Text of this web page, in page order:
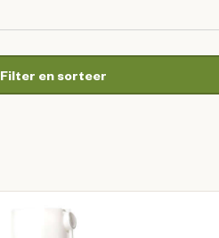
Filter en sorteer